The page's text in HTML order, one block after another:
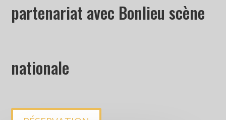
partenariat avec Bonlieu scène
nationale